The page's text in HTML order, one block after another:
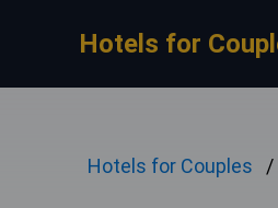
Hotels for
Hotels for Couples